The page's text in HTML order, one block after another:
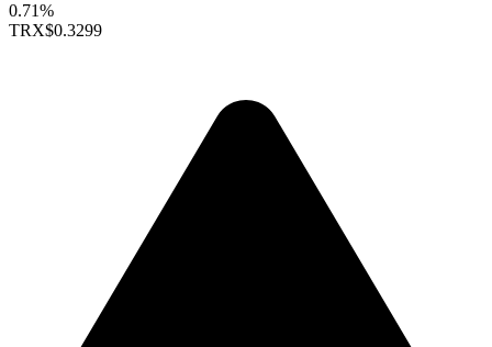
0.71%
TRX$0.3299